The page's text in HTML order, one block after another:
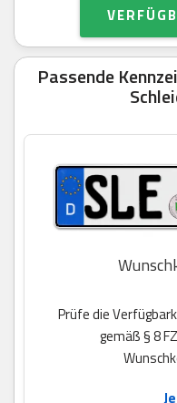
Passende
Prüfe die
gemäß § 8